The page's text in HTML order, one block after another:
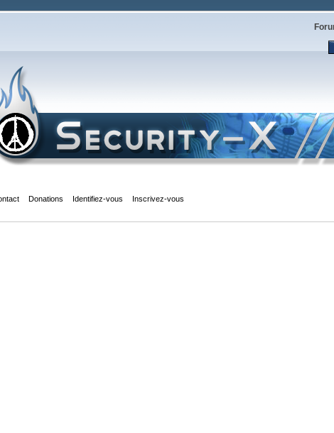
Donations Identifiez-vous Inscrivez-vous